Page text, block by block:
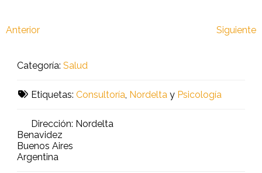
Anterior Siguiente
Categoría:Salud
Etiquetas:Consultoría Nordelta y Psicología
Dirección: Nordelta
Benavidez
Buenos Aires
Argentina